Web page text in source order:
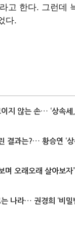
고 한다. 그런데
다.
지 않는 손… ‘상속세
결과는?… 황승연 ‘상
며 오래오래 살아보
나라… 권경희 ‘비